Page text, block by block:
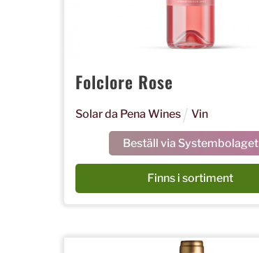
Folclore Rose
Solar da Pena Wines Vin
Beställ via Systembolaget
Finns i sortiment